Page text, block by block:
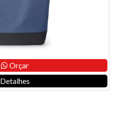
Orçar
Detalhes